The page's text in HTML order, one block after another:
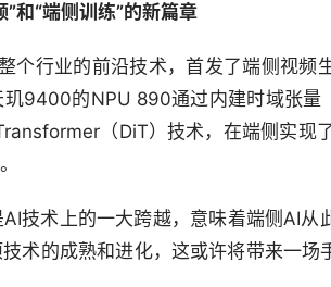
和“端侧训练”的新篇章
个行业的前沿技术，首发了端侧视频
玑9400的NPU 890通过内建时域张量
（DiT）技术，在端侧实现
技术上的一大跨越，意味着端侧AI从
术的成熟和进化，这或许将带来一场